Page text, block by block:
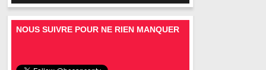
NOUS SUIVRE POUR NE RIEN MANQUER